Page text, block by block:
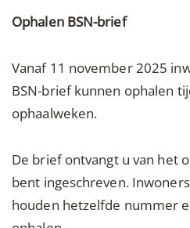
Ophalen BSN-brief
Vanaf 11 november 2025
BSN-brief kunnen ophalen
ophaalweken.
De brief ontvangt u van het
bent ingeschreven.
houden hetzelfde nummer